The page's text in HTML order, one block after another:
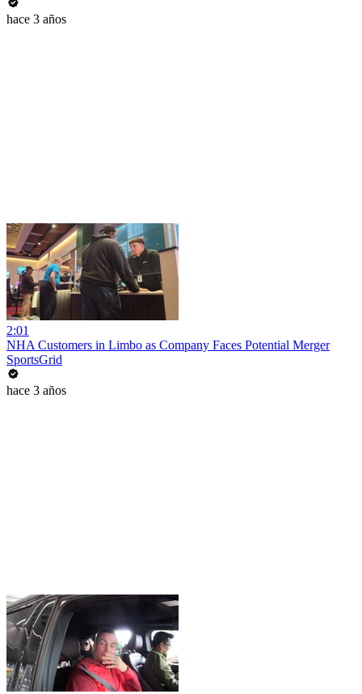
hace 3 años
2:01
NHA Customers in Limbo as Company Faces Potential Merger
SportsGrid
hace 3 años